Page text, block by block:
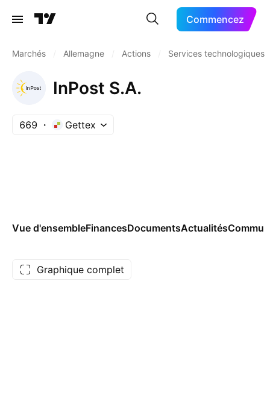
Commencez
Marchés Allemagne Actions Services technologiques
InPost S.A.
669 Gettex
Vue d'ensembleFinancesDocumentsActualités
Graphique complet